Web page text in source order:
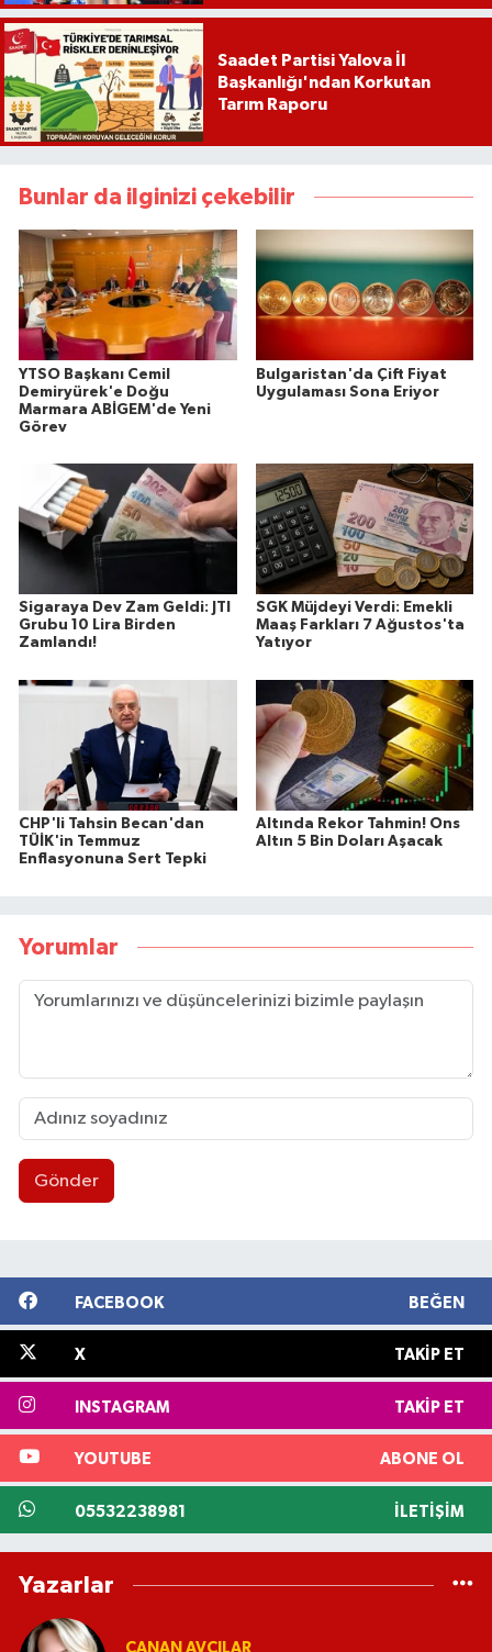
Saadet Partisi Yalova İl
Başkanlığı'ndan Korkutan
Tarım Raporu
Bunlar da ilginizi çekebilir
YTSO Başkanı Cemil
Demiryürek'e Doğu
Marmara ABİGEM'de Yeni
Görev
Bulgaristan'da Çift Fiyat
Uygulaması Sona Eriyor
Sigaraya Dev Zam Geldi: JTI
Grubu 10 Lira Birden
Zamlandı!
SGK Müjdeyi Verdi: Emekli
Maaş Farkları 7 Ağustos'ta
Yatıyor
CHP'li Tahsin Becan'dan
TÜİK'in Temmuz
Enflasyonuna Sert Tepki
Altında Rekor Tahmin! Ons
Altın 5 Bin Doları Aşacak
Yorumlar
Gönder
FACEBOOK BEĞEN
X TAKIP ET
INSTAGRAM TAKIP ET
YOUTUBE ABONE OL
05532238981 İLETIŞIM
Yazarlar
CANAN AVCILAR